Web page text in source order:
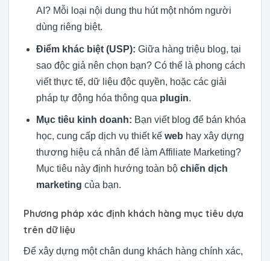
AI? Mỗi loại nội dung thu hút một nhóm người
dùng riêng biệt.
Điểm khác biệt (USP): Giữa hàng triệu blog, tại
sao độc giả nên chọn bạn? Có thể là phong cách
viết thực tế, dữ liệu độc quyền, hoặc các giải
pháp tự động hóa thông qua plugin.
Mục tiêu kinh doanh: Bạn viết blog để bán khóa
học, cung cấp dịch vụ thiết kế web hay xây dựng
thương hiệu cá nhân để làm Affiliate Marketing?
Mục tiêu này định hướng toàn bộ chiến dịch
marketing của bạn.
Phương pháp xác định khách hàng mục tiêu dựa
trên dữ liệu
Để xây dựng một chân dung khách hàng chính xác,